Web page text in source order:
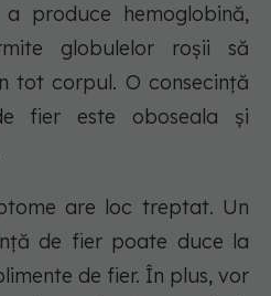
produce hemoglobină,
globulelor roșii să
tot corpul. O consecință
fier este oboseala și
are loc treptat. Un
de fier poate duce la
de fier. În plus, vor